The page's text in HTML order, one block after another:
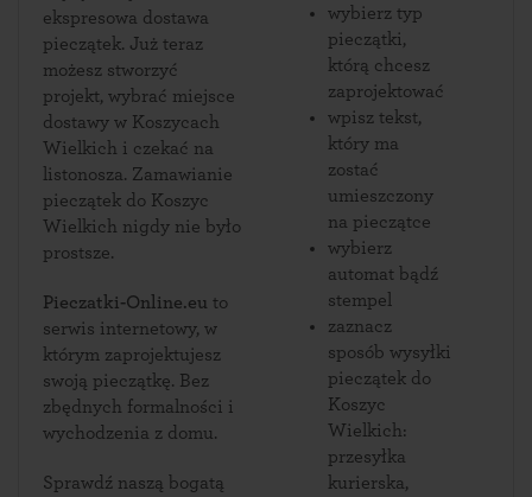
ekspresowa dostawa
pieczątek. Już teraz
możesz stworzyć
projekt, wybrać miejsce
dostawy w Koszycach
Wielkich i czekać na
listonosza. Zamawianie
pieczątek do Koszyc
Wielkich nigdy nie było
prostsze.
Pieczatki-Online.eu
serwis internetowy, w
którym zaprojektujesz
swoją pieczątkę. Bez
zbędnych formalności i
wychodzenia z domu.
Sprawdź naszą bogatą
wybierz typ
pieczątki,
którą chcesz
zaprojektować
wpisz tekst,
który ma
zostać
umieszczony
na pieczątce
wybierz
automat bądź
stempel
zaznacz
sposób wysyłki
pieczątek do
Koszyc
Wielkich:
przesyłka
kurierska,